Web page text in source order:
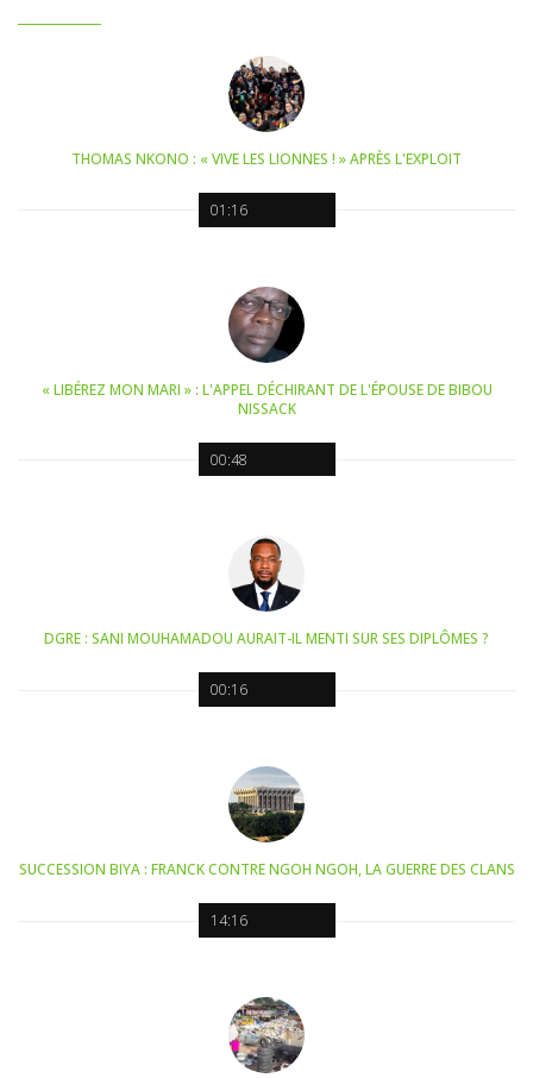
01:16
THOMAS NKONO : « VIVE LES LIONNES ! » APRÈS L'EXPLOIT
00:48
« LIBÉREZ MON MARI » : L'APPEL DÉCHIRANT DE L'ÉPOUSE DE BIBOU
NISSACK
00:16
DGRE : SANI MOUHAMADOU AURAIT-IL MENTI SUR SES DIPLÔMES ?
14:16
SUCCESSION BIYA : FRANCK CONTRE NGOH NGOH, LA GUERRE DES CLANS